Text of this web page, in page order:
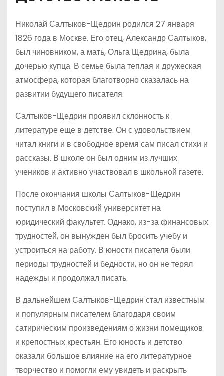
Николай Салтыков-Щедрин родился 27 января
1826 года в Москве. Его отец, Александр Салтыков,
был чиновником, а мать, Ольга Щедрина, была
дочерью купца. В семье была теплая и дружеская
атмосфера, которая благотворно сказалась на
развитии будущего писателя.
Салтыков-Щедрин проявил склонность к
литературе еще в детстве. Он с удовольствием
читал книги и в свободное время сам писал стихи и
рассказы. В школе он был одним из лучших
учеников и активно участвовал в школьной газете.
После окончания школы Салтыков-Щедрин
поступил в Московский университет на
юридический факультет. Однако, из-за финансовых
трудностей, он вынужден был бросить учебу и
устроиться на работу. В юности писателя были
периоды трудностей и бедности, но он не терял
надежды и продолжал писать.
В дальнейшем Салтыков-Щедрин стал известным
и популярным писателем благодаря своим
сатирическим произведениям о жизни помещиков
и крепостных крестьян. Его юность и детство
оказали большое влияние на его литературное
творчество и помогли ему увидеть и раскрыть